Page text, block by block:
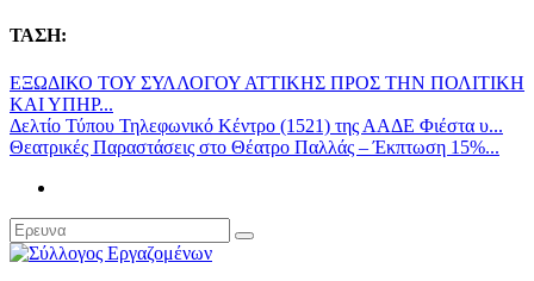
ΤΑΣΗ:
ΕΞΩΔΙΚΟ ΤΟΥ ΣΥΛΛΟΓΟΥ ΑΤΤΙΚΗΣ ΠΡΟΣ ΤΗΝ ΠΟΛΙΤΙΚΗ
ΚΑΙ ΥΠΗΡ...
Δελτίο Τύπου Τηλεφωνικό Κέντρο (1521) της ΑΑΔΕ Φιέστα υ...
Θεατρικές Παραστάσεις στο Θέατρο Παλλάς – Έκπτωση 15%...